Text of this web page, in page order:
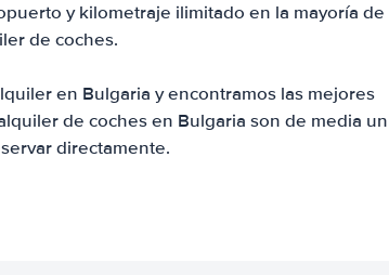
y kilometraje ilimitado en la mayoría de
de coches.
en Bulgaria y encontramos las mejores
de coches en Bulgaria son de media un
directamente.